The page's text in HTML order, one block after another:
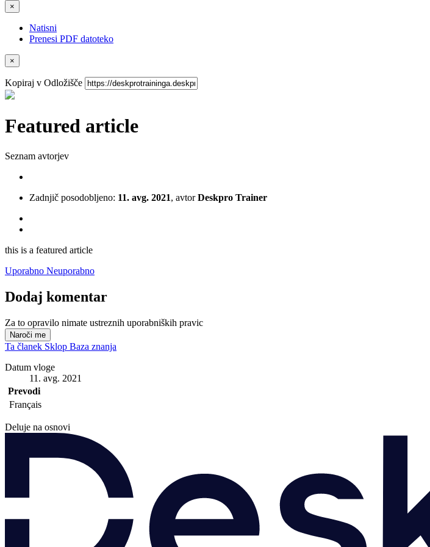
×
Natisni
Prenesi PDF datoteko
×
Kopiraj v Odložišče
Featured article
Seznam avtorjev
Zadnjič posodobljeno: 11. avg. 2021, avtorDeskpro Trainer
this is a featured article
Uporabno Neuporabno
Dodaj komentar
Za to opravilo nimate ustreznih uporabniških pravic
Naroči me
Ta članek Sklop Baza znanja
Datum vloge
11. avg. 2021
Prevodi
Français
Deluje na osnovi